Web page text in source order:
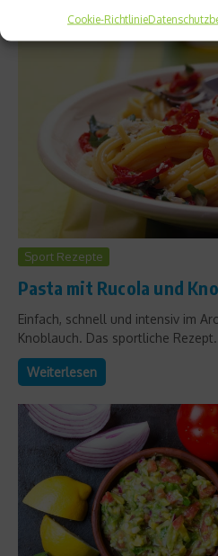
Cookie-Richtlinie
Sport Rezepte
Pasta mit Rucola und
Einfach, schnell und intensiv im
Knoblauch. Das sportliche
Weiterlesen